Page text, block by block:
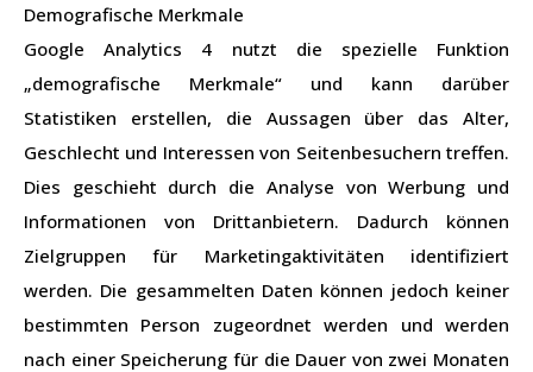
Demografische Merkmale
Google Analytics 4 nutzt die spezielle Funktion
„demografische Merkmale“ und kann darüber
Statistiken erstellen, die Aussagen über das Alter,
Geschlecht und Interessen von Seitenbesuchern treffen.
Dies geschieht durch die Analyse von Werbung und
Informationen von Drittanbietern. Dadurch können
Zielgruppen für Marketingaktivitäten identifiziert
werden. Die gesammelten Daten können jedoch keiner
bestimmten Person zugeordnet werden und werden
nach einer Speicherung für die Dauer von zwei Monaten